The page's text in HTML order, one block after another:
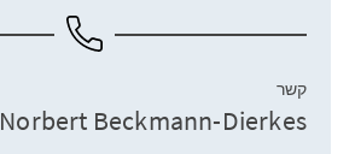
קשר
Norbert Beckmann-Dierkes